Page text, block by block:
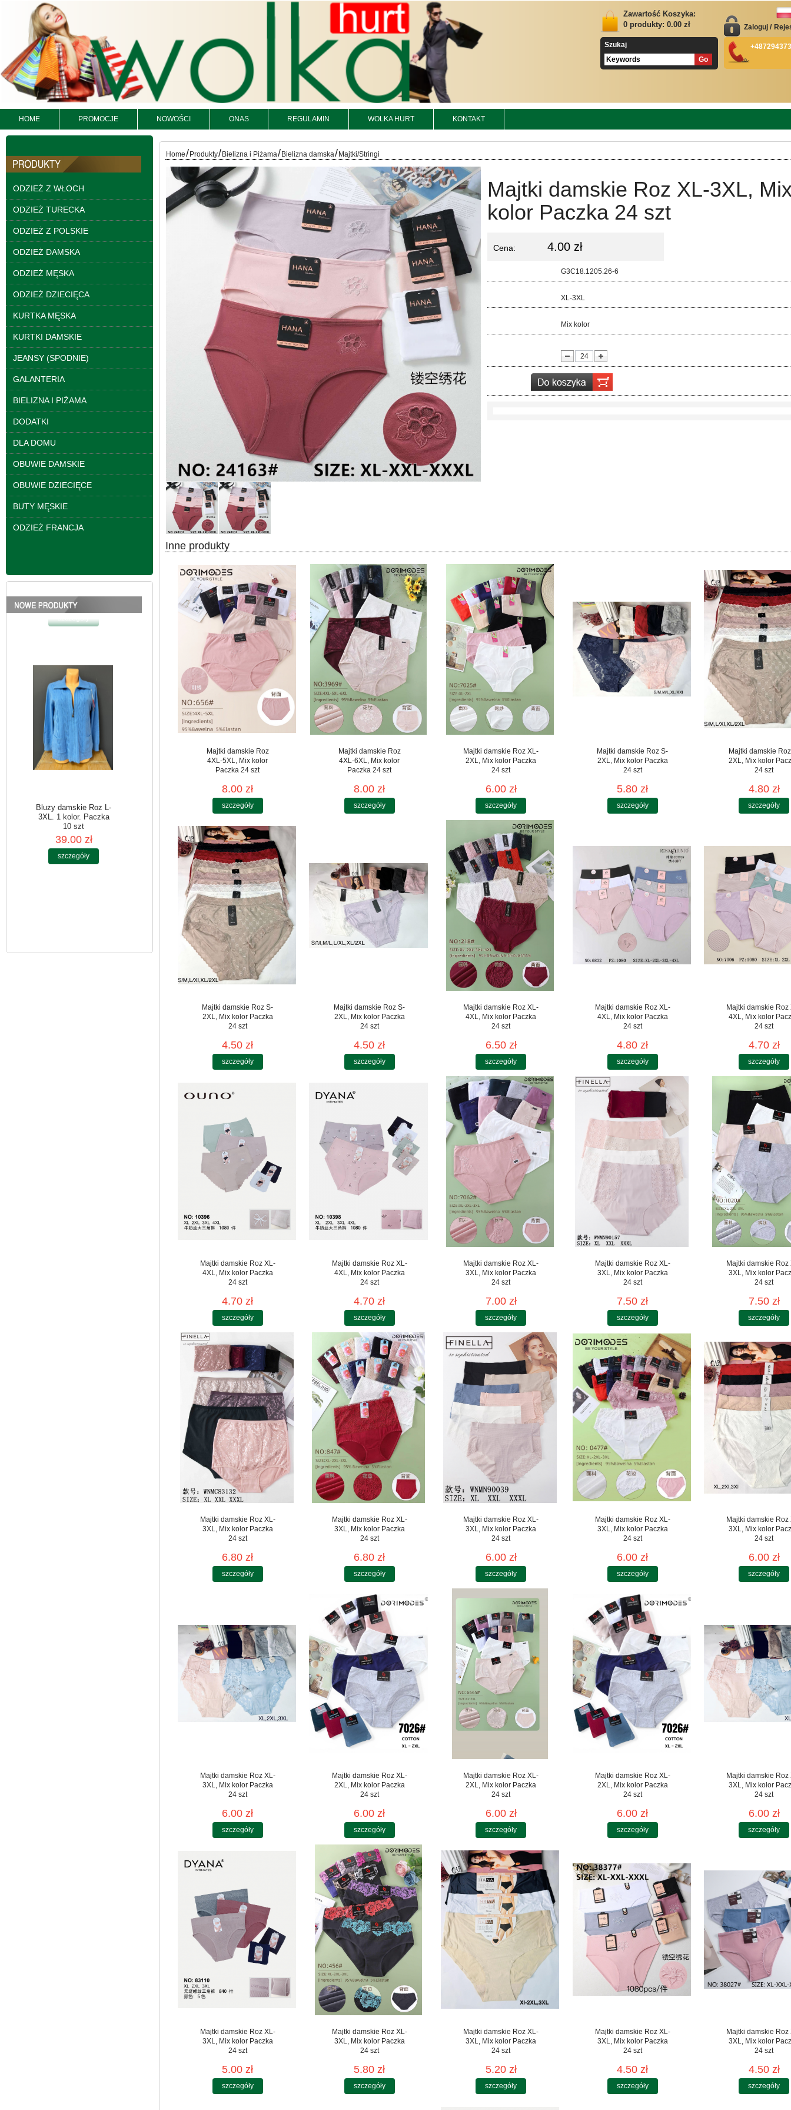
Zawartość Koszyka:
0 produkty: 0.00 zł
Szukaj
Zaloguj /
HOME PROMOCJE NOWOŚCI ONAS REGULAMIN WOLKA HURT KONTAKT
ODZIEŻ Z WŁOCH
ODZIEŻ TURECKA
ODZIEŻ Z POLSKIE
ODZIEŻ DAMSKA
ODZIEŻ MĘSKA
ODZIEŻ DZIECIĘCA
KURTKA MĘSKA
KURTKI DAMSKIE
JEANSY (SPODNIE)
GALANTERIA
BIELIZNA I PIŻAMA
DODATKI
DLA DOMU
OBUWIE DAMSKIE
OBUWIE DZIECIĘCE
BUTY MĘSKIE
ODZIEŻ FRANCJA
10 szt
54.00 zł
szczegóły
Bluzy damskie Roz L-
10 szt
39.00 zł
Bluzy damskie Roz L-
3XL. 1 kolor. Paczka
szczegóły
Bluzy damskie Roz L-
3XL. 1 kolor. Paczka
Home/ Produkty/ Bielizna i Piżama/ Bielizna damska/ Majtki/Stringi
Majtki damskie Roz XL-3XL,
kolor Paczka 24 szt
Cena: 4.00 zł
G3C18.1205.26-6
XL-3XL
Mix kolor
Inne produkty
Majtki damskie Roz
4XL-5XL, Mix kolor
Paczka 24 szt
8.00 zł
szczegóły
Majtki damskie Roz
4XL-6XL, Mix kolor
Paczka 24 szt
8.00 zł
szczegóły
Majtki damskie Roz XL-
2XL, Mix kolor Paczka
24 szt
6.00 zł
szczegóły
Majtki damskie Roz S-
2XL, Mix kolor Paczka
24 szt
5.80 zł
szczegóły
Majtki damskie
2XL, Mix kolor
24 szt
4.80 zł
szczegóły
Majtki damskie Roz S-
2XL, Mix kolor Paczka
24 szt
4.50 zł
szczegóły
Majtki damskie Roz S-
2XL, Mix kolor Paczka
24 szt
4.50 zł
szczegóły
Majtki damskie Roz XL-
4XL, Mix kolor Paczka
24 szt
6.50 zł
szczegóły
Majtki damskie Roz XL-
4XL, Mix kolor Paczka
24 szt
4.80 zł
szczegóły
Majtki damskie Roz
4XL, Mix kolor
24 szt
4.70 zł
szczegóły
Majtki damskie Roz XL-
4XL, Mix kolor Paczka
24 szt
4.70 zł
szczegóły
Majtki damskie Roz XL-
4XL, Mix kolor Paczka
24 szt
4.70 zł
szczegóły
Majtki damskie Roz XL-
3XL, Mix kolor Paczka
24 szt
7.00 zł
szczegóły
Majtki damskie Roz XL-
3XL, Mix kolor Paczka
24 szt
7.50 zł
szczegóły
Majtki damskie Roz
3XL, Mix kolor
24 szt
7.50 zł
szczegóły
Majtki damskie Roz XL-
3XL, Mix kolor Paczka
24 szt
6.80 zł
szczegóły
Majtki damskie Roz XL-
3XL, Mix kolor Paczka
24 szt
6.80 zł
szczegóły
Majtki damskie Roz XL-
3XL, Mix kolor Paczka
24 szt
6.00 zł
szczegóły
Majtki damskie Roz XL-
3XL, Mix kolor Paczka
24 szt
6.00 zł
szczegóły
Majtki damskie Roz
3XL, Mix kolor
24 szt
6.00 zł
szczegóły
Majtki damskie Roz XL-
3XL, Mix kolor Paczka
24 szt
6.00 zł
szczegóły
Majtki damskie Roz XL-
2XL, Mix kolor Paczka
24 szt
6.00 zł
szczegóły
Majtki damskie Roz XL-
2XL, Mix kolor Paczka
24 szt
6.00 zł
szczegóły
Majtki damskie Roz XL-
2XL, Mix kolor Paczka
24 szt
6.00 zł
szczegóły
Majtki damskie Roz
3XL, Mix kolor
24 szt
6.00 zł
szczegóły
Majtki damskie Roz XL-
3XL, Mix kolor Paczka
24 szt
5.00 zł
szczegóły
Majtki damskie Roz XL-
3XL, Mix kolor Paczka
24 szt
5.80 zł
szczegóły
Majtki damskie Roz XL-
3XL, Mix kolor Paczka
24 szt
5.20 zł
szczegóły
Majtki damskie Roz XL-
3XL, Mix kolor Paczka
24 szt
4.50 zł
szczegóły
Majtki damskie Roz
3XL, Mix kolor
24 szt
4.50 zł
szczegóły